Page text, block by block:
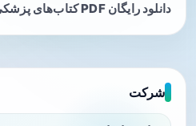
دانلود رایگان PDF کتاب‌های پزشکی.
شرکت